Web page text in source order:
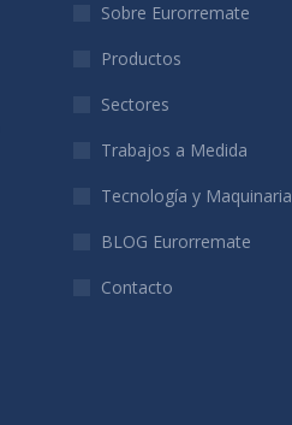
Sobre Eurorremate
Productos
Sectores
Trabajos a Medida
Tecnología y Maquinaria
BLOG Eurorremate
Contacto